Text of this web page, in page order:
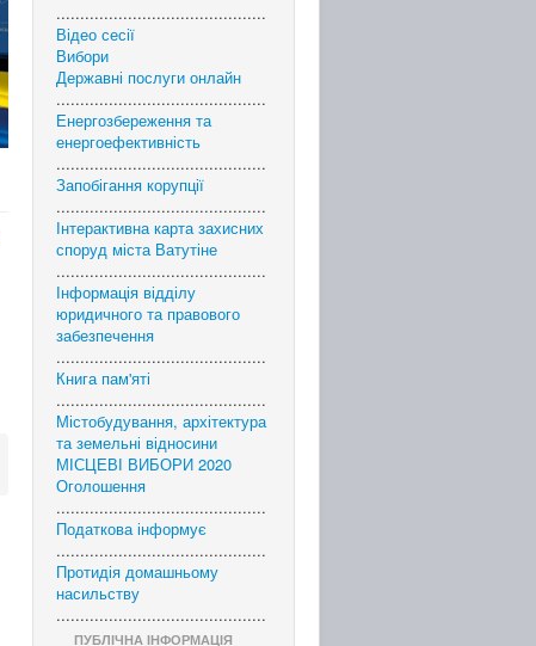
............................................
Відео сесії
Вибори
Державні послуги онлайн
............................................
Енергозбереження та
енергоефективність
............................................
Запобігання корупції
............................................
Інтерактивна карта захисних
споруд міста Ватутіне
............................................
Інформація відділу
юридичного та правового
забезпечення
............................................
Книга пам'яті
............................................
Містобудування, архітектура
та земельні відносини
МІСЦЕВІ ВИБОРИ 2020
Оголошення
............................................
Податкова інформує
............................................
Протидія домашньому
насильству
............................................
ПУБЛІЧНА ІНФОРМАЦІЯ